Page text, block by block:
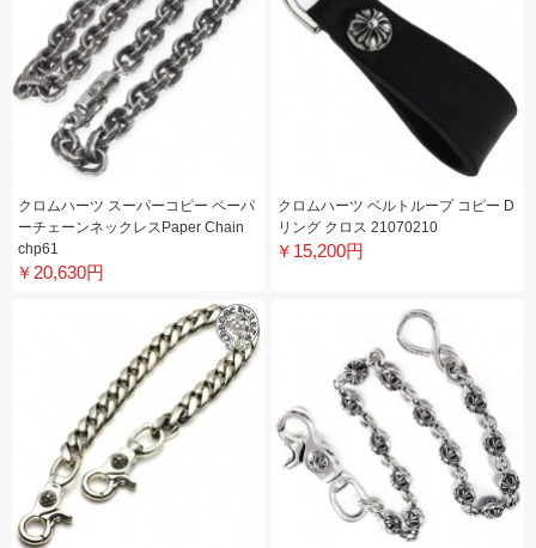
クロムハーツ スーパーコピー ペーパ
ーチェーンネックレスPaper Chain
chp61
￥20,630円
クロムハーツ ベルトループ コピー D
リング クロス 21070210
￥15,200円